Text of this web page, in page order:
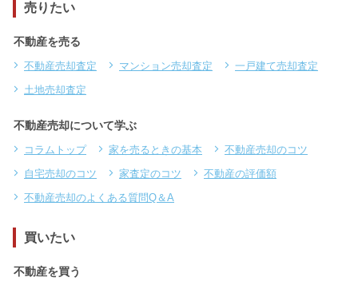
売りたい
不動産を売る
不動産売却査定 マンション売却査定
一戸建て売却査定
土地売却査定
不動産売却について学ぶ
コラムトップ 家を売るときの基本
不動産売却のコツ
自宅売却のコツ
家査定のコツ
不動産の評価額
不動産売却のよくある質問Q＆A
買いたい
不動産を買う